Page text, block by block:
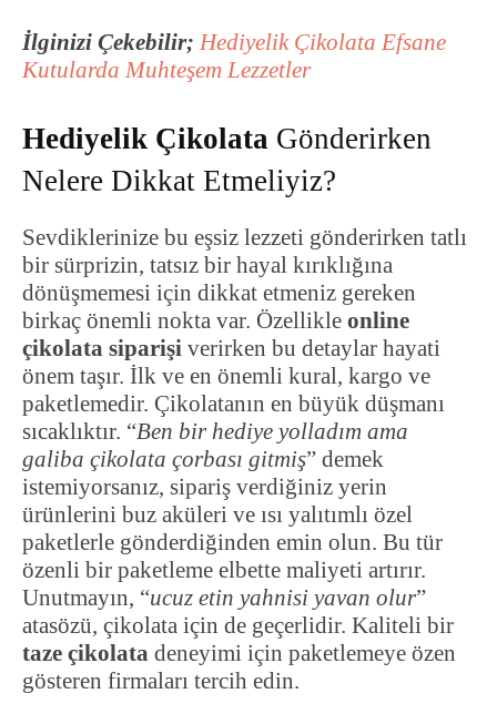
İlginizi Çekebilir; Hediyelik Çikolata Efsane
Kutularda Muhteşem Lezzetler
Hediyelik Çikolata Gönderirken
Nelere Dikkat Etmeliyiz?
Sevdiklerinize bu eşsiz lezzeti gönderirken tatlı
bir sürprizin, tatsız bir hayal kırıklığına
dönüşmemesi için dikkat etmeniz gereken
birkaç önemli nokta var. Özellikle online
çikolata siparişi verirken bu detaylar hayati
önem taşır. İlk ve en önemli kural, kargo ve
paketlemedir. Çikolatanın en büyük düşmanı
sıcaklıktır. “Ben bir hediye yolladım ama
galiba çikolata çorbası gitmiş” demek
istemiyorsanız, sipariş verdiğiniz yerin
ürünlerini buz aküleri ve ısı yalıtımlı özel
paketlerle gönderdiğinden emin olun. Bu tür
özenli bir paketleme elbette maliyeti artırır.
Unutmayın, “ucuz etin yahnisi yavan olur”
atasözü, çikolata için de geçerlidir. Kaliteli bir
taze çikolata deneyimi için paketlemeye özen
gösteren firmaları tercih edin.